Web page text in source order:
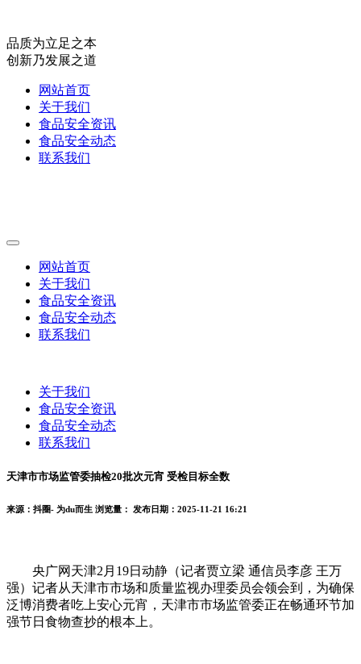
品质为立足之本
创新乃发展之道
网站首页
关于我们
食品安全资讯
食品安全动态
联系我们
网站首页
关于我们
食品安全资讯
食品安全动态
联系我们
关于我们
食品安全资讯
食品安全动态
联系我们
天津市市场监管委抽检20批次元宵 受检目标全数
来源：抖圈- 为du而生 浏览量： 发布日期：2025-11-21 16:21
央广网天津2月19日动静（记者贾立梁 通信员李彦 王万
强）记者从天津市市场和质量监视办理委员会领会到，为确保
泛博消费者吃上安心元宵，天津市市场监管委正在畅通环节加
强节日食物查抄的根本上。